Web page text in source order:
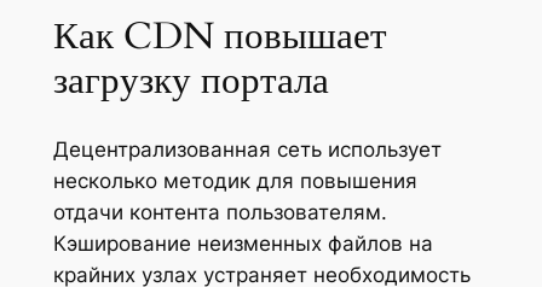
Как CDN повышает
загрузку портала
Децентрализованная сеть использует
несколько методик для повышения
отдачи контента пользователям.
Кэширование неизменных файлов на
крайних узлах устраняет необходимость